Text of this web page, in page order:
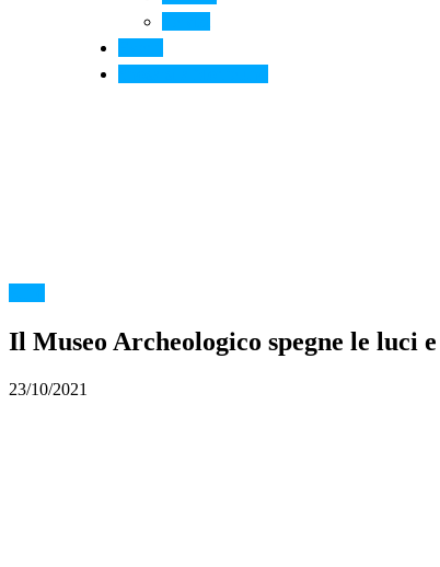
Il Museo Archeologico spegne le luci
23/10/2021